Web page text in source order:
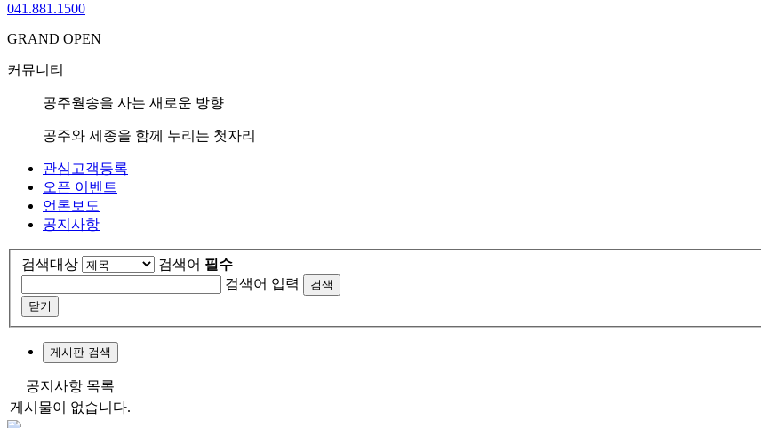
041.881.1500
GRAND OPEN
커뮤니티
공주월송을 사는 새로운 방향
공주와 세종을 함께 누리는 첫자리
관심고객등록
오픈 이벤트
언론보도
공지사항
검색대상 검색어 필수
검색어 입력
검색
닫기
게시판 검색
공지사항 목록
게시물이 없습니다.